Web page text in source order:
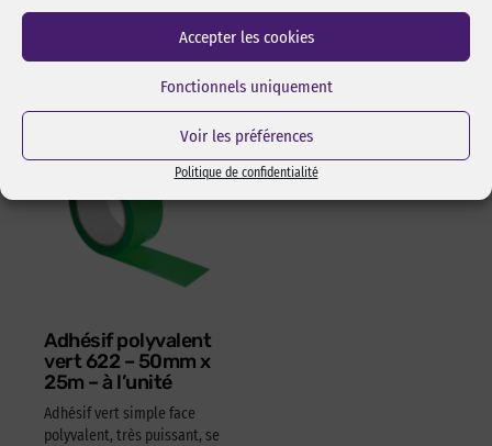
Accepter les cookies
Fonctionnels uniquement
Voir les préférences
Politique de confidentialité
adhésivage.
Réf Pixcl : ALISPIXSPR005
15,05 €
Adhésif polyvalent
vert 622 – 50mm x
25m – à l’unité
Adhésif vert simple face
polyvalent, très puissant, se